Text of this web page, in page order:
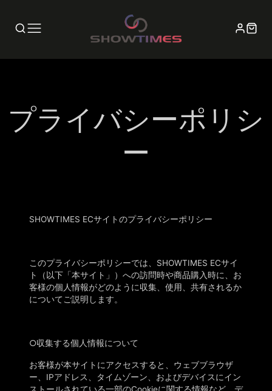
プライバシーポリシ
ー
SHOWTIMES ECサイトのプライバシーポリシー
このプライバシーポリシーでは、 SHOWTIMES ECサイ
ト
（以下「本サイト」）への訪問時や商品購入時に、お
客様の個人情報がどのように収集、使用、共有されるか
についてご説明します。
○収集する個人情報について
お客様が本サイトにアクセスすると、ウェブブラウザ
ー、 IPアドレス、タイムゾーン、およびデバイスにイン